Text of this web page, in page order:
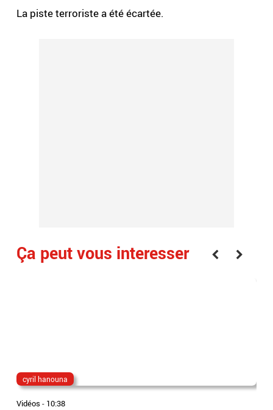
La piste terroriste a été écartée.
Ça peut vous interesser
cyril hanouna
Vidéos - 10:38